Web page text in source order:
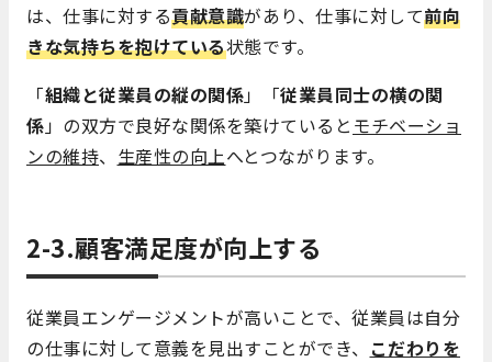
は、仕事に対する貢献意識があり、仕事に対して前向
きな気持ちを抱けている状態です。
「組織と従業員の縦の関係」「従業員同士の横の関
係」の双方で良好な関係を築けていると モチベーショ
ンの維持、 生産性の向上へとつながります。
2-3.顧客満足度が向上する
従業員エンゲージメントが高いことで、従業員は自分
の仕事に対して意義を見出すことができ、 こだわりを